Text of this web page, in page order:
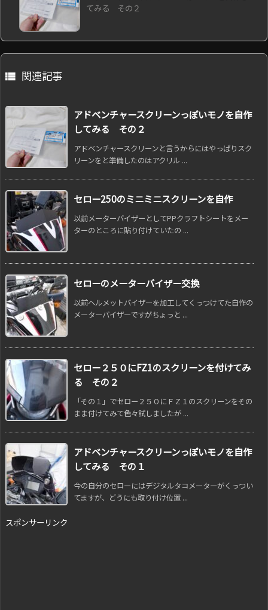
てみる その２
 関連記事
アドベンチャースクリーンっぽいモノを自作
してみる その２
アドベンチャースクリーンと言うからにはやっぱりスク
リーンをと準備したのはアクリル ...
セロー250のミニミニスクリーンを自作
以前メーターバイザーとしてPPクラフトシートをメー
ターのところに貼り付けていたの ...
セローのメーターバイザー交換
以前ヘルメットバイザーを加工してくっつけてた自作の
メーターバイザーですがちょっと ...
セロー２５０にFZ1のスクリーンを付けてみ
る その２
「その１」でセロー２５０にＦＺ１のスクリーンをその
まま付けてみて色々試しましたが ...
アドベンチャースクリーンっぽいモノを自作
してみる その１
今の自分のセローにはデジタルタコメーターがくっつい
てますが、どうにも取り付け位置 ...
スポンサーリンク